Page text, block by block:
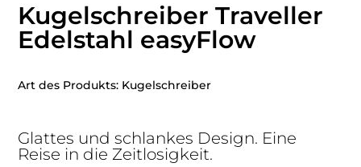
Kugelschreiber Traveller
Edelstahl easyFlow
Art des Produkts: Kugelschreiber
Glattes und schlankes Design. Eine
Reise in die Zeitlosigkeit.